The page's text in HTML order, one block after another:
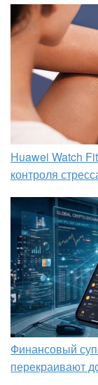
Huawei Watch
контроля
Финансовый
перекраивают